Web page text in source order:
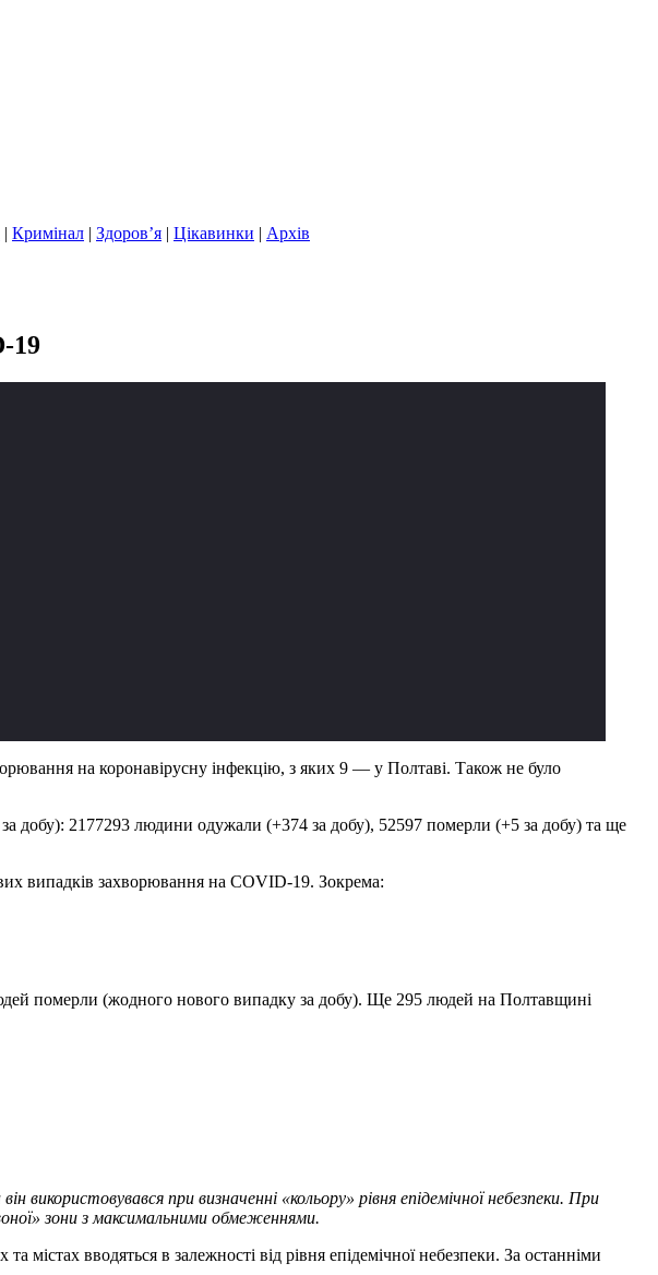
| Кримінал | Здоров’я | Цікавинки | Архів
19
на коронавірусну інфекцію, з яких 9 — у Полтаві. Також не було
добу): 2177293 людини одужали (+374 за добу), 52597 померли (+5 за добу) та ще
випадків захворювання на COVID-19. Зокрема:
померли (жодного нового випадку за добу). Ще 295 людей на Полтавщині
використовувався при визначенні «кольору» рівня епідемічної небезпеки. При
зони з максимальними обмеженнями.
вводяться в залежності від рівня епідемічної небезпеки. За останніми